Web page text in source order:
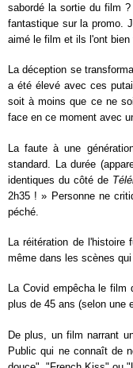
sabordé la sortie du film
fantastique sur la promo.
aimé le film et ils l'ont
La déception se
a été élevé avec ces
soit à moins que ce ne
face en ce moment avec
La faute à une
standard. La durée
identiques du côté de
2h35 ! » Personne ne
péché.
La réitération de l'histoire
même dans les scènes
La Covid empêcha le film
plus de 45 ans (selon une
De plus, un film narrant
Public qui ne connaît de